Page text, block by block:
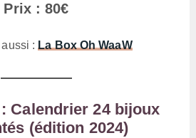
Prix : 80€
aussi :La Box Oh WaaW
Calendrier 24 bijoux
(édition 2024)